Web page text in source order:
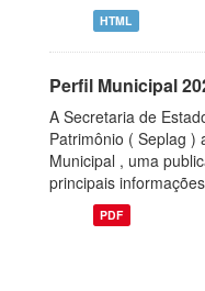
HTML
Perfil Municipal
A Secretaria de
Patrimônio ( Seplag )
Municipal , uma
principais
PDF